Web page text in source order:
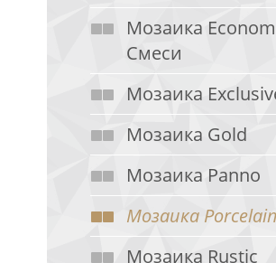
Мозаика Econom
Смеси
Мозаика
Мозаика Gold
Мозаика Panno
Мозаика Porcelain
Мозаика Rustic